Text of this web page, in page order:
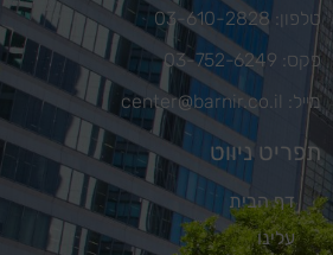
טלפון: 03-610-2828
פקס: 03-752-6249
מייל: center@barnir.co.il
תפריט ניווט
דף הבית
עלינו